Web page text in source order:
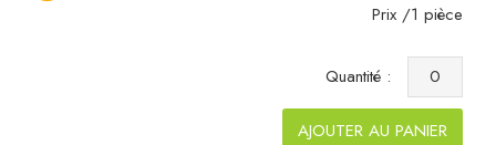
Prix /1 pièce
Quantité :
AJOUTER AU PANIER